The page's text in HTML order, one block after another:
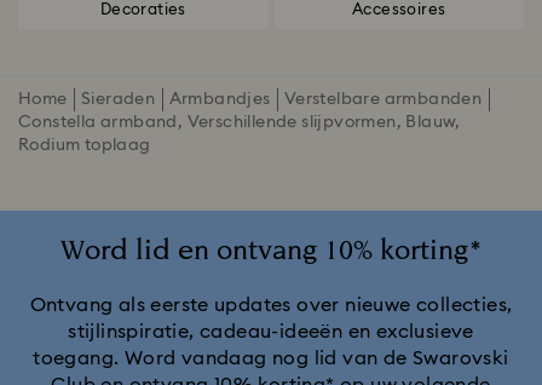
Decoraties Accessoires
Home Sieraden Armbandjes
Verstelbare armbanden
Constella armband, Verschillende slijpvormen, Blauw,
Rodium toplaag
Word lid en ontvang 10% korting*
Ontvang als eerste updates over nieuwe collecties,
stijlinspiratie, cadeau-ideeën en exclusieve
toegang. Word vandaag nog lid van de Swarovski